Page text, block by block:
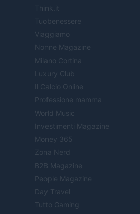
Think.it
Tuobenessere
Viaggiamo
Nonne Magazine
Milano Cortina
Luxury Club
Il Calcio Online
Professione mamma
World Music
Investimenti Magazine
Money 365
Zona Nerd
B2B Magazine
People Magazine
Day Travel
Tutto Gaming